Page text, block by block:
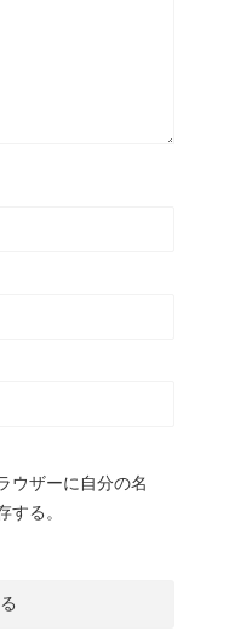
ウザーに自分の名
する。